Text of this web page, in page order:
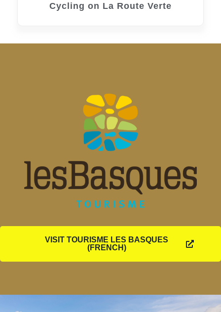
Cycling on La Route Verte
VISIT TOURISME LES BASQUES
(FRENCH)